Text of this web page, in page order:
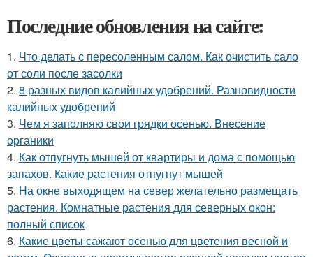
Последние обновления на сайте:
1. Что делать с пересоленным салом. Как очистить сало
от соли после засолки
2. 8 разных видов калийных удобрений. Разновидности
калийных удобрений
3. Чем я заполняю свои грядки осенью. Внесение
органики
4. Как отпугнуть мышей от квартиры и дома с помощью
запахов. Какие растения отпугнут мышей
5. На окне выходящем на север желательно размещать
растения. Комнатные растения для северных окон:
полный список
6. Какие цветы сажают осенью для цветения весной и